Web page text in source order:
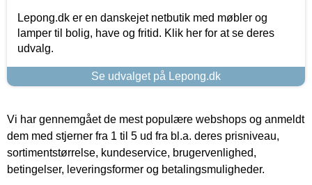
Lepong.dk er en danskejet netbutik med møbler og
lamper til bolig, have og fritid. Klik her for at se deres
udvalg.
Se udvalget på Lepong.dk
Vi har gennemgået de mest populære webshops og anmeldt
dem med stjerner fra 1 til 5 ud fra bl.a. deres prisniveau,
sortimentstørrelse, kundeservice, brugervenlighed,
betingelser, leveringsformer og betalingsmuligheder.